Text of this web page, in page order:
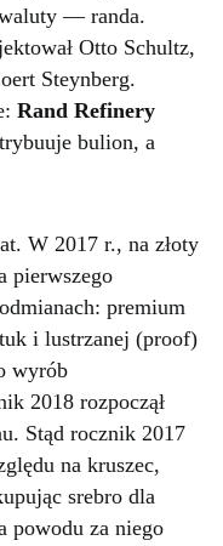
— randa.
Otto Schultz,
Steynberg.
Rand Refinery
bulion, a
W 2017 r., na złoty
pierwszego
premium
i lustrzanej (proof)
wyrób
2018 rozpoczął
Stąd rocznik 2017
na kruszec,
srebro dla
powodu za niego